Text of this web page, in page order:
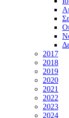
2017
2018
2019
2020
2021
2022
2023
2024